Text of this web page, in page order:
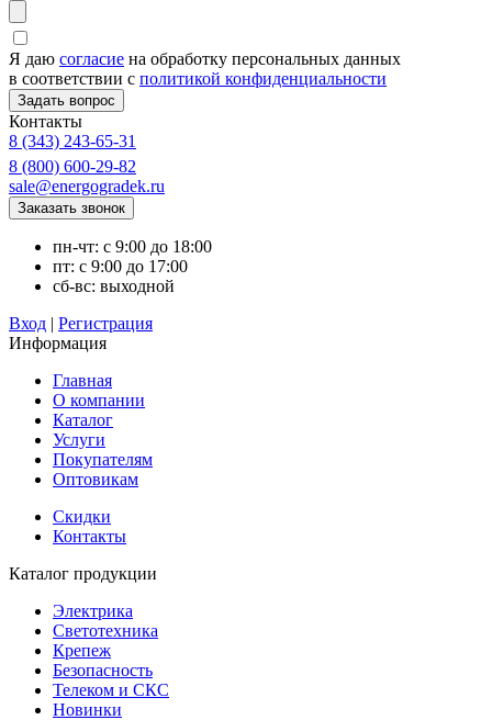
Я даю согласие на обработку персональных данных
в соответствии с политикой конфиденциальности
Контакты
8 (343) 243-65-31
8 (800) 600-29-82
sale@energogradek.ru
пн-чт: с 9:00 до 18:00
пт: с 9:00 до 17:00
сб-вс: выходной
Вход | Регистрация
Информация
Главная
О компании
Каталог
Услуги
Покупателям
Оптовикам
Скидки
Контакты
Каталог продукции
Электрика
Светотехника
Крепеж
Безопасность
Телеком и СКС
Новинки